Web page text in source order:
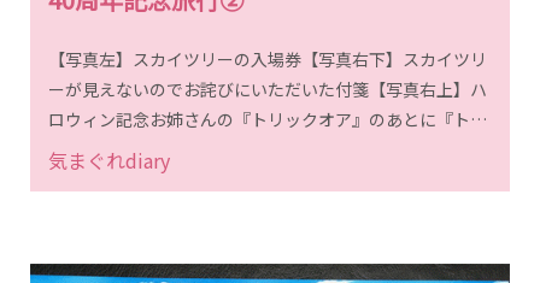
【写真左】スカイツリーの入場券【写真右下】スカイツリ
ーが見えないのでお詫びにいただいた付箋【写真右上】ハ
ロウィン記念お姉さんの『トリックオア』のあとに『トリ
ート』と、言えばもらえました。『かぼちゃ』ではもらえ
ませんでした。
気まぐれdiary